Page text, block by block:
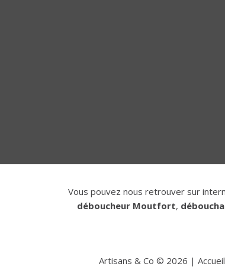
Vous pouvez nous retrouver sur
déboucheur Moutfort,
Artisans & Co © 2026 | Accueil